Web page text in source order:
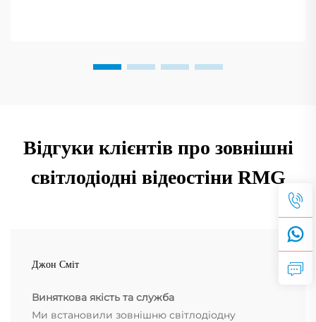
Відгуки клієнтів про зовнішні
світлодіодні відеостіни RMG
Джон Сміт
Виняткова якість та служба
Ми встановили зовнішню світлодіодну